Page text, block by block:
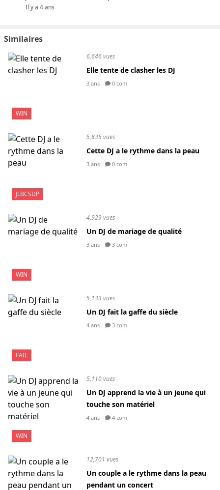
Il y a 4 ans
Similaires
WIN
6,646 vues
Elle tente de clasher les DJ
3 ans 0 com
JLBCSDP
5,835 vues
Cette DJ a le rythme dans la peau
3 ans 0 com
WIN
4,929 vues
Un DJ de mariage de qualité
3 ans 3 com
FAIL
5,133 vues
Un DJ fait la gaffe du siècle
4 ans 3 com
WIN
5,110 vues
Un DJ apprend la vie à un jeune qui
touche son matériel
4 ans 4 com
12,701 vues
Un couple a le rythme dans la peau
pendant un concert